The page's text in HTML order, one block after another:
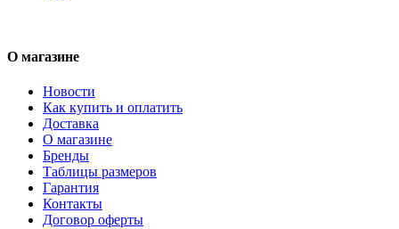
О магазине
Новости
Как купить и оплатить
Доставка
О магазине
Бренды
Таблицы размеров
Гарантия
Контакты
Договор оферты